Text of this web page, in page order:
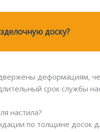
доску?
деформациям,
срок службы
настила?
по толщине досок